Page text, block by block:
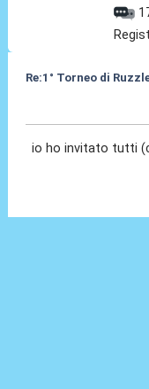
Re:1° Torneo di
io ho invitato tutti